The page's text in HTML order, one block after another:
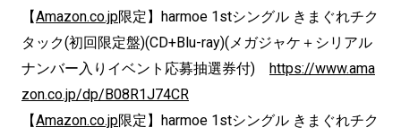
【Amazon.co.jp限定】harmoe 1stシングル きまぐれチク
タック(初回限定盤)(CD+Blu-ray)(メガジャケ＋シリアル
ナンバー入りイベント応募抽選券付) https://www.ama
zon.co.jp/dp/B08R1J74CR
【Amazon.co.jp限定】harmoe 1stシングル きまぐれチク